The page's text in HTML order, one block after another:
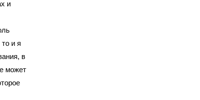
и
и я
в
может